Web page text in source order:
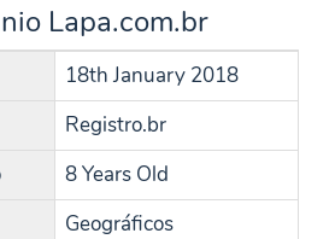
Lapa.com.br
18th January 2018
Registro.br
8 Years Old
Geográficos